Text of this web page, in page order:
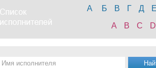
А Б В Г Д Е
A
B C D